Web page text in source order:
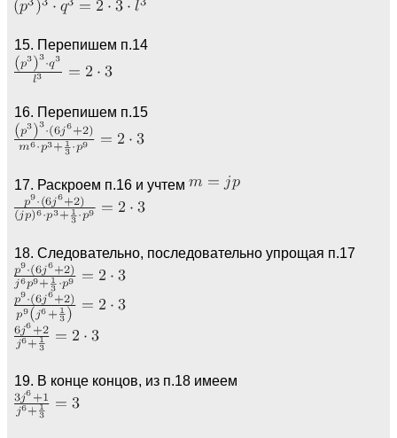
15. Перепишем п.14
16. Перепишем п.15
17. Раскроем п.16 и учтем
18. Следовательно, последовательно упрощая п.17
19. В конце концов, из п.18 имеем